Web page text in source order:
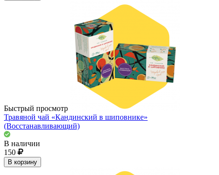
Быстрый просмотр
Травяной чай «Кандинский в шиповнике»
(Восстанавливающий)
В наличии
150
В корзину